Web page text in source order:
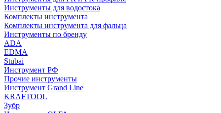
Инструменты для водостока
Комплекты инструмента
Комплекты инструмента для фальца
Инструменты по бренду
ADA
EDMA
Stubai
Инструмент РФ
Прочие инструменты
Инструмент Grand Line
KRAFTOOL
Зубр